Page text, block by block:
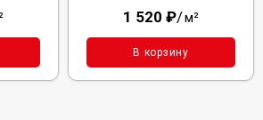
1 520 ₽/м²
В корзину